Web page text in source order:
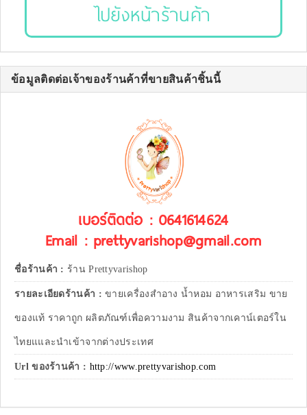
ไปยังหน้าร้านค้า
ข้อมูลติดต่อเจ้าของร้านค้าที่ขายสินค้าชิ้นนี้
เบอร์ติดต่อ : 0641614624
Email : prettyvarishop@gmail.com
ชื่อร้านค้า : ร้าน Prettyvarishop
รายละเอียดร้านค้า :ขายเครื่องสำอาง น้ำหอม อาหารเสริม ขาย
ของแท้ ราคาถูก ผลิตภัณฑ์เพื่อความงาม สินค้าจากเคาน์เตอร์ใน
ไทยแและนำเข้าจากต่างประเทศ
Url ของร้านค้า : http://www.prettyvarishop.com